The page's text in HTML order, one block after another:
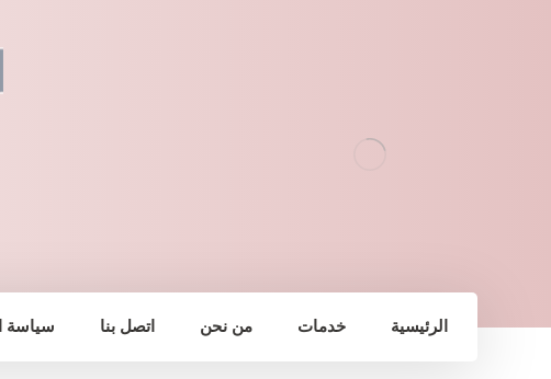
الرئيسية خدمات من نحن اتصل بنا سياسة